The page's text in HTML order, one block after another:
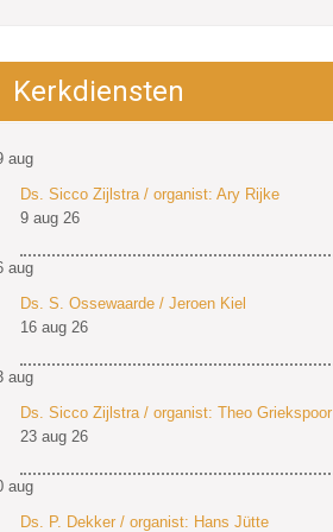
Kerkdiensten
aug
Ds. Sicco Zijlstra / organist: Ary Rijke
9 aug 26
aug
Ds. S. Ossewaarde / Jeroen Kiel
16 aug 26
aug
Ds. Sicco Zijlstra / organist: Theo Griekspoor
23 aug 26
aug
Ds. P. Dekker / organist: Hans Jütte